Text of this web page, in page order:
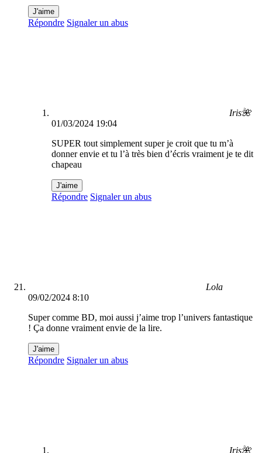
J'aime
Répondre Signaler un abus
Iris🌺
01/03/2024 19:04
SUPER tout simplement super je croit que tu m’à
donner envie et tu l’à très bien d’écris vraiment je te dit
chapeau
J'aime
Répondre Signaler un abus
Lola
09/02/2024 8:10
Super comme BD, moi aussi j’aime trop l’univers fantastique
! Ça donne vraiment envie de la lire.
J'aime
Répondre Signaler un abus
Iris🌺